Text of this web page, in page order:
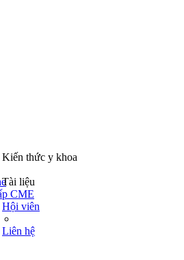
CME
Kiến thức y khoa
Tài liệu
Hội viên
Liên hệ